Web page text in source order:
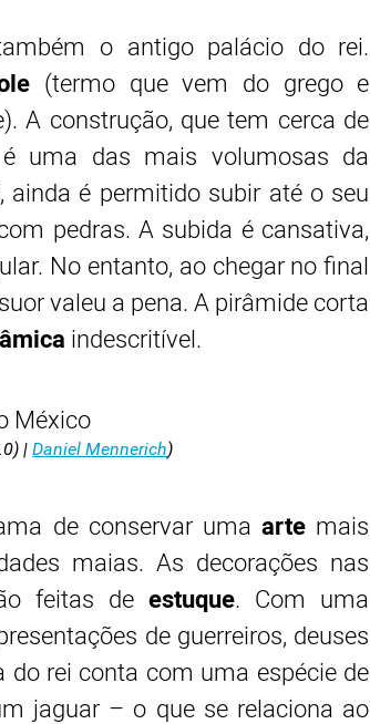
o antigo palácio do rei.
(termo que vem do grego e
A construção, que tem cerca de
uma das mais volumosas da
ainda é permitido subir até o seu
pedras. A subida é cansativa,
No entanto, ao chegar no final
valeu a pena. A pirâmide corta
indescritível.
|Daniel Mennerich)
de conservar umaarte mais
maias. As decorações nas
feitas deestuque. Com uma
de guerreiros, deuses
rei conta com uma espécie de
jaguar – o que se relaciona ao